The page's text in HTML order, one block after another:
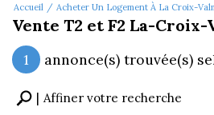
Accueil Acheter Un Logement À La Croix-
Vente T2 et F2 La-Croix-
1 annonce(s) trouvée(s)
Affiner votre recherche